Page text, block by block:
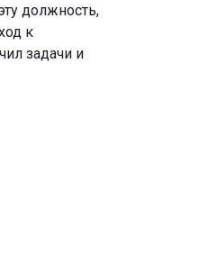
должность,
к
задачи и